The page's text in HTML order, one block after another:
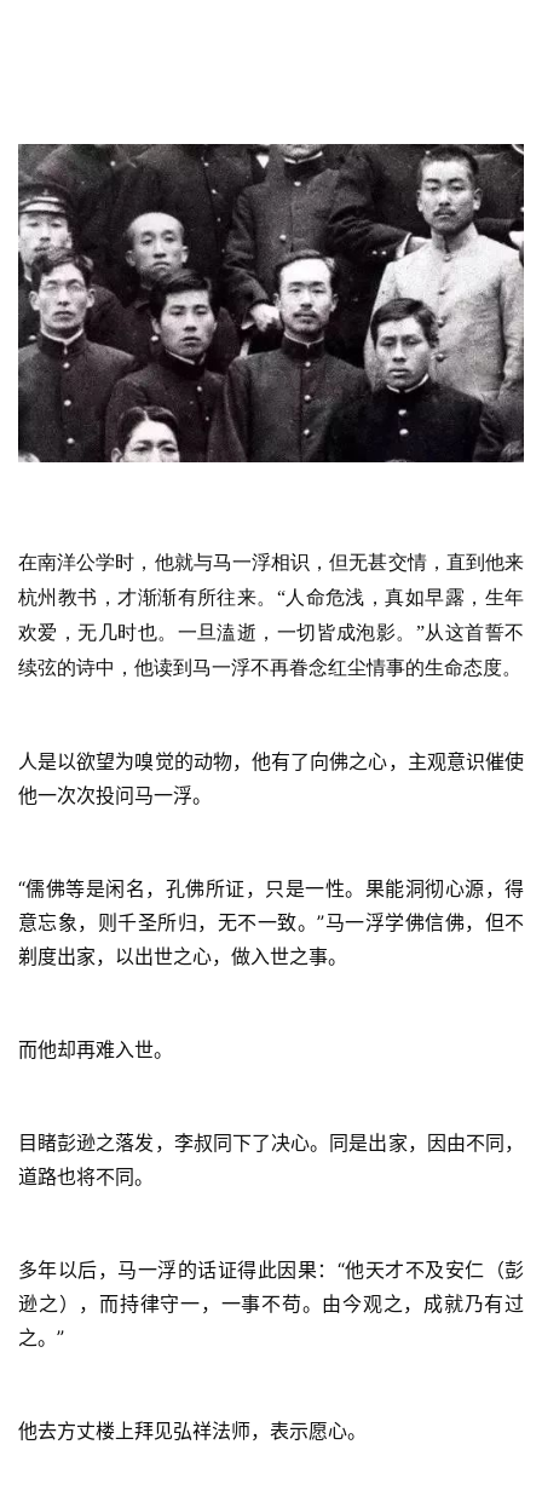
资
讯
八
点
僧
高
僧
访
心
提
公
益
在南洋公学时，他就与马一浮相识，但无甚交情，直到他来
杭州教书，才渐渐有所往来。“人命危浅，真如早露，生年
欢爱，无几时也。一旦溘逝，一切皆成泡影。”从这首誓不
续弦的诗中，他读到马一浮不再眷念红尘情事的生命态度。
人是以欲望为嗅觉的动物，他有了向佛之心，主观意识催使
他一次次投问马一浮。
“儒佛等是闲名，孔佛所证，只是一性。果能洞彻心源，得
意忘象，则千圣所归，无不一致。”马一浮学佛信佛，但不
剃度出家，以出世之心，做入世之事。
而他却再难入世。
目睹彭逊之落发，李叔同下了决心。同是出家，因由不同，
道路也将不同。
多年以后，马一浮的话证得此因果：“他天才不及安仁（彭
逊之），而持律守一，一事不苟。由今观之，成就乃有过
之。”
他去方丈楼上拜见弘祥法师，表示愿心。